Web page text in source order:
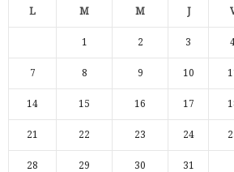
L M M J
1 2 3
7 8 9 10
14 15 16 17
21 22 23 24
28 29 30 31